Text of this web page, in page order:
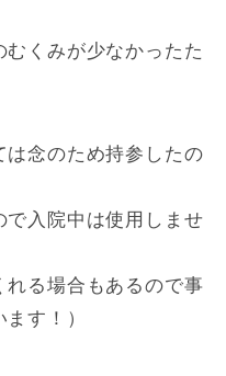
くみが少なかったた
は念のため持参したの
入院中は使用しませ
れる場合もあるので事
す！）